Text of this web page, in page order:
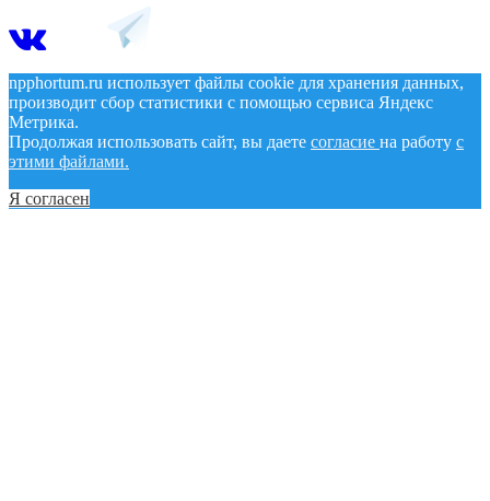
npphortum.ru использует файлы cookie для хранения данных,
производит сбор статистики с помощью сервиса Яндекс
Метрика.
Продолжая использовать сайт, вы даете согласие на работу с
этими файлами.
Я согласен